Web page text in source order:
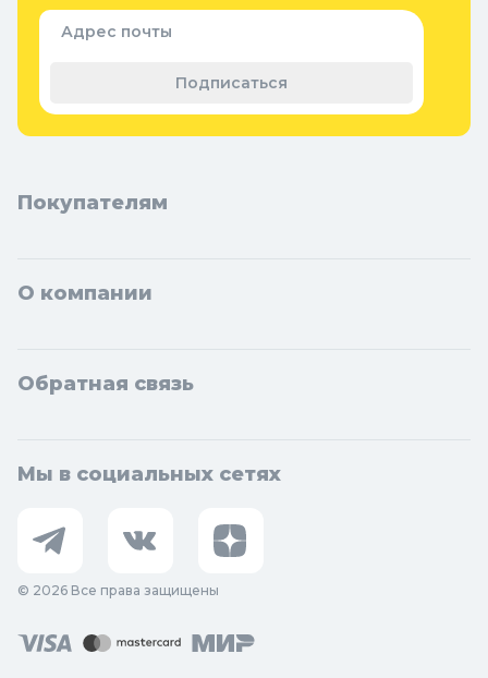
Адрес почты
Подписаться
Покупателям
О компании
Обратная связь
Мы в социальных сетях
© 2026 Все права защищены